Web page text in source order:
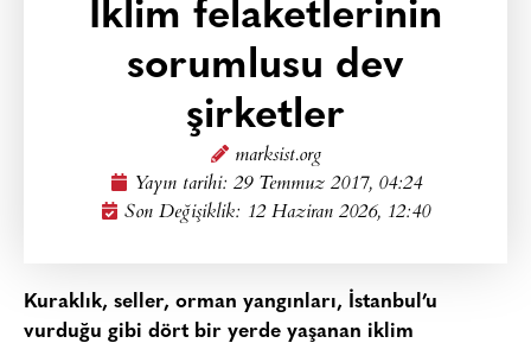
İklim felaketlerinin
sorumlusu dev
şirketler
marksist.org
Yayın tarihi: 29 Temmuz 2017, 04:24
Son Değişiklik: 12 Haziran 2026, 12:40
Kuraklık, seller, orman yangınları, İstanbul’u
vurduğu gibi dört bir yerde yaşanan iklim